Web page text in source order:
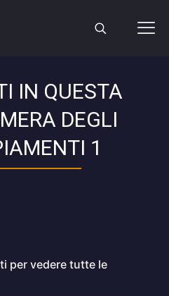
IN QUESTA
DEGLI
1
per vedere tutte le